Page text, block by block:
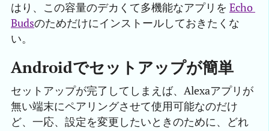
はり、この容量のデカくて多機能なアプリを Echo
Budsのためだけにインストールしておきたくな
い。
Androidでセットアップが簡単
セットアップが完了してしまえば、Alexaアプリが
無い端末にペアリングさせて使用可能なのだけ
ど、一応、設定を変更したいときのために、どれ